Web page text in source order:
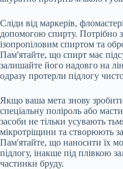
Сліди від маркерів,
допомогою спирту. Потрібно
ізопропіловим спиртом та
Пам'ятайте, що спирт має
залишайте його надовго на
одразу протерли підлогу
Якщо ваша мета знову
спеціальну поліроль або
засоби не тільки усувають
мікротріщини та створюють
Пам'ятайте, що наносити їх
підлогу, інакше під плівкою
частинки бруду.